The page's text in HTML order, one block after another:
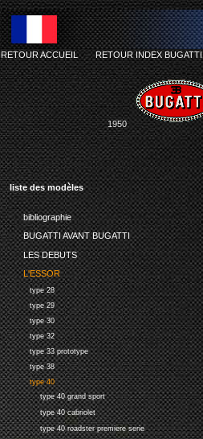
liste des modèles
bibliographie
BUGATTI AVANT BUGATTI
LES DEBUTS
L'ESSOR
type 28
type 29
type 30
type 32
type 33 prototype
type 38
type 40
type 40 grand sport
type 40 cabriolet
type 40 roadster premiere serie
RETOUR ACCUEIL-RETOUR INDEX BUGATTI
1950